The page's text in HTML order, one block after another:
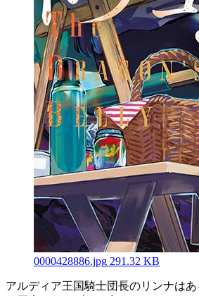
0000428886.jpg 291.32 KB
アルディア王国騎士団長のリンナは